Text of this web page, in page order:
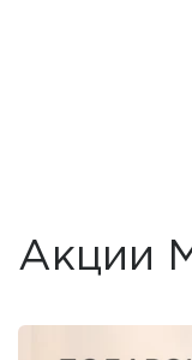
Акции